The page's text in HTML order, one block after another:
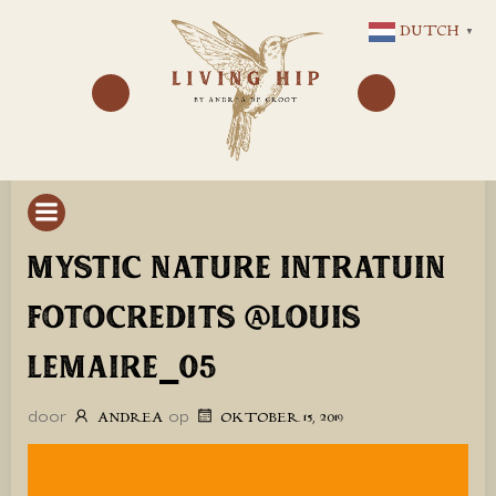
NAAR
DE
INHOUD
MYSTIC NATURE INTRATUIN
FOTOCREDITS @LOUIS
LEMAIRE_05
door ANDREA op OKTOBER 15, 2019
DUTCH ▼